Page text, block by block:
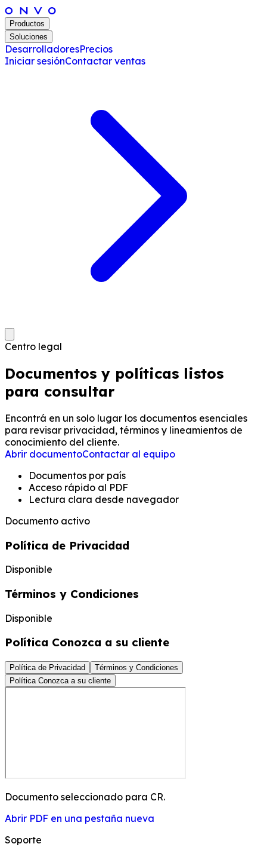
Productos
Soluciones
DesarrolladoresPrecios
Iniciar sesiónContactar ventas
Centro legal
Documentos y políticas listos
para consultar
Encontrá en un solo lugar los documentos esenciales
para revisar privacidad, términos y lineamientos de
conocimiento del cliente.
Abrir documentoContactar al equipo
Documentos por país
Acceso rápido al PDF
Lectura clara desde navegador
Documento activo
Política de Privacidad
Disponible
Términos y Condiciones
Disponible
Política Conozca a su cliente
Política de Privacidad
Términos y Condiciones
Política Conozca a su cliente
Documento seleccionado para CR.
Abrir PDF en una pestaña nueva
Soporte